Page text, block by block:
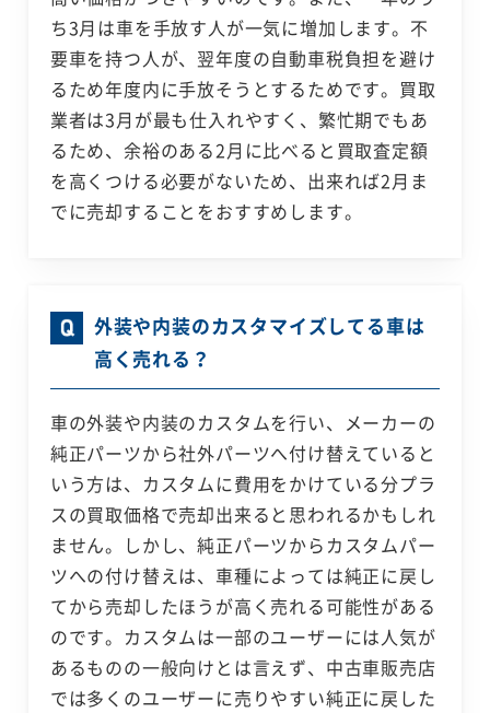
ち3月は車を手放す人が一気に増加します。不
要車を持つ人が、翌年度の自動車税負担を避け
るため年度内に手放そうとするためです。買取
業者は3月が最も仕入れやすく、繁忙期でもあ
るため、余裕のある2月に比べると買取査定額
を高くつける必要がないため、出来れば2月ま
でに売却することをおすすめします。
外装や内装のカスタマイズしてる車は
高く売れる？
車の外装や内装のカスタムを行い、メーカーの
純正パーツから社外パーツへ付け替えていると
いう方は、カスタムに費用をかけている分プラ
スの買取価格で売却出来ると思われるかもしれ
ません。しかし、純正パーツからカスタムパー
ツへの付け替えは、車種によっては純正に戻し
てから売却したほうが高く売れる可能性がある
のです。カスタムは一部のユーザーには人気が
あるものの一般向けとは言えず、中古車販売店
では多くのユーザーに売りやすい純正に戻した